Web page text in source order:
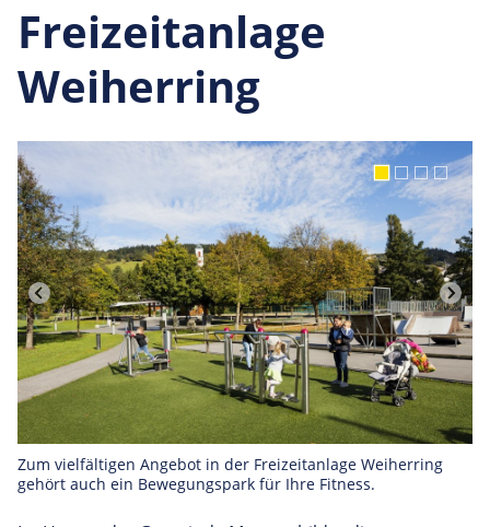
Freizeitanlage
Weiherring
Zum vielfältigen Angebot in der Freizeitanlage Weiherring
gehört auch ein Bewegungspark für Ihre Fitness.